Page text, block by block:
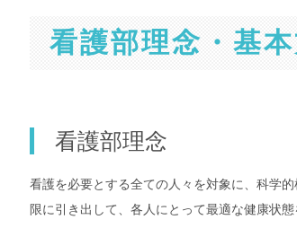
看護部理念・基
看護部理念
看護を必要とする全ての人々を対象に、科学
限に引き出して、各人にとって最適な健康状態